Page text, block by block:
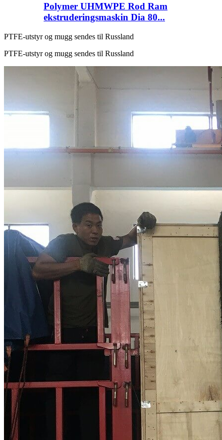
Polymer UHMWPE Rod Ram
ekstruderingsmaskin Dia 80...
PTFE-utstyr og mugg sendes til Russland
PTFE-utstyr og mugg sendes til Russland